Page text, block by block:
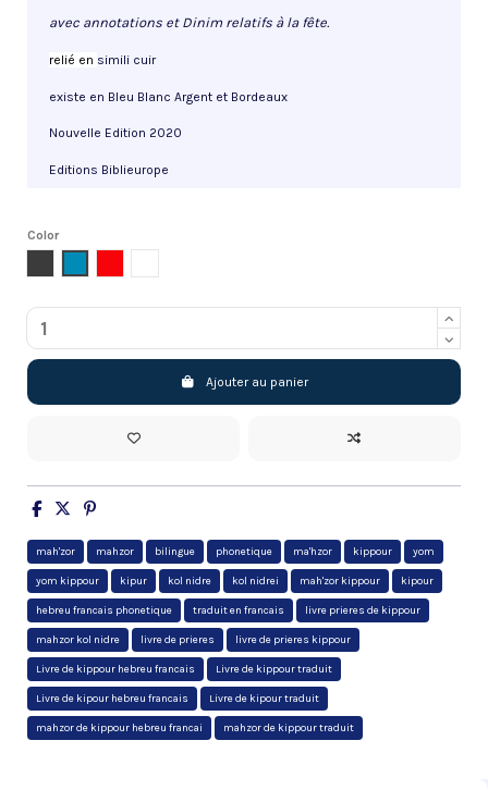
avec annotations et Dinim relatifs àla fête.
relié en simili cuir
existe en Bleu Blanc Argent et Bordeaux
Nouvelle Edition 2020
Editions Biblieurope
Color
Ajouter au panier
mah'zor mahzor bilingue phonetique ma'hzor kippour yom
yom kippour kipur kol nidre kol nidrei mah'zor kippour kipour
hebreu francais phonetique traduit en francais livre prieres de kippour
mahzor kol nidre livre de prieres livre de prieres kippour
Livre de kippour hebreu francais Livre de kippour traduit
Livre de kipour hebreu francais Livre de kipour traduit
mahzor de kippour hebreu francai mahzor de kippour traduit